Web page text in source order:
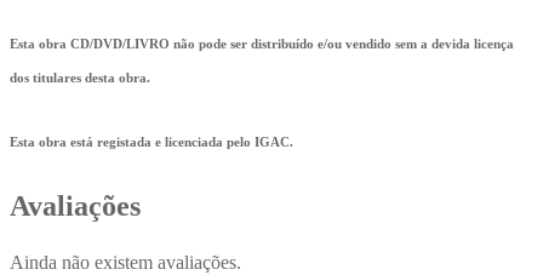
Esta obra CD/DVD/LIVRO não pode ser distribuído e/ou vendido sem a devida licença
dos titulares desta obra.
Esta obra está registada e licenciada pelo IGAC.
Avaliações
Ainda não existem avaliações.